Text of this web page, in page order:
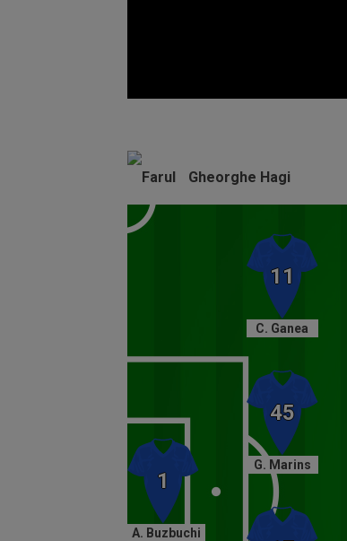
A. Buzbuchi
G. Marins
C. Ganea
Gheorghe Hagi